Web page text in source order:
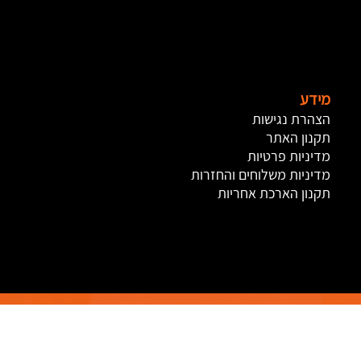
מידע
הצהרת נגישות
תקנון האתר
מדיניות פרטיות
מדיניות משלוחים והחזרות
תקנון הארכת אחריות